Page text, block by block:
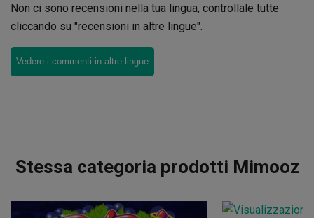
Non ci sono recensioni nella tua lingua, controllale tutte
cliccando su "recensioni in altre lingue".
Vedere i commenti in altre lingue
Stessa categoria prodotti Mimooz